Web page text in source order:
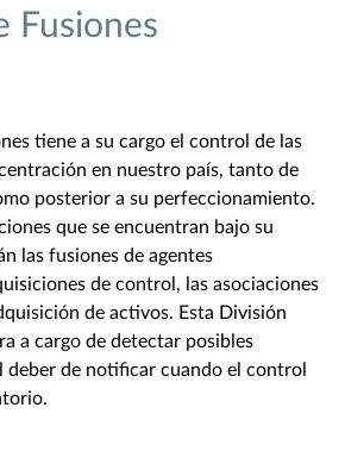
Fusiones
tiene a su cargo el control de las
en nuestro país, tanto de
posterior a su perfeccionamiento.
que se encuentran bajo su
las fusiones de agentes
de control, las asociaciones
de activos. Esta División
a cargo de detectar posibles
deber de notificar cuando el control